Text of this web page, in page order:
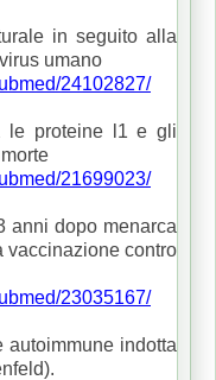
in seguito alla
umano
24102827/
le proteine l1 e gli
21699023/
anni dopo menarca
vaccinazione contro
23035167/
autoimmune indotta